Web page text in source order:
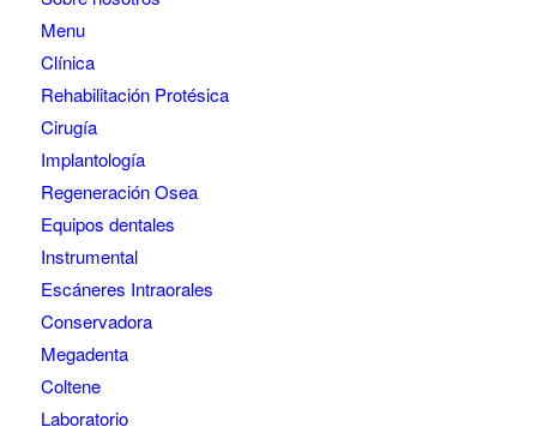
Menu
Clínica
Rehabilitación Protésica
Cirugía
Implantología
Regeneración Osea
Equipos dentales
Instrumental
Escáneres Intraorales
Conservadora
Megadenta
Coltene
Laboratorio